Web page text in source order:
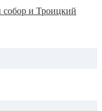
собор и Троицкий